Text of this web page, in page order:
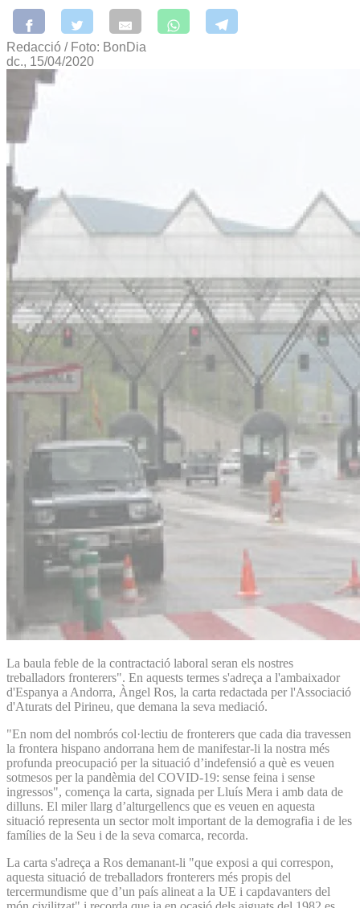
Redacció / Foto: BonDia
dc., 15/04/2020
La baula feble de la contractació laboral seran els nostres
treballadors fronterers". En aquests termes s'adreça a l'ambaixador
d'Espanya a Andorra, Àngel Ros, la carta redactada per l'Associació
d'Aturats del Pirineu, que demana la seva mediació.
"En nom del nombrós col·lectiu de fronterers que cada dia travessen
la frontera hispano andorrana hem de manifestar-li la nostra més
profunda preocupació per la situació d’indefensió a què es veuen
sotmesos per la pandèmia del COVID-19: sense feina i sense
ingressos", comença la carta, signada per Lluís Mera i amb data de
dilluns. El miler llarg d’alturgellencs que es veuen en aquesta
situació representa un sector molt important de la demografia i de les
famílies de la Seu i de la seva comarca, recorda.
La carta s'adreça a Ros demanant-li "que exposi a qui correspon,
aquesta situació de treballadors fronterers més propis del
tercermundisme que d’un país alineat a la UE i capdavanters del